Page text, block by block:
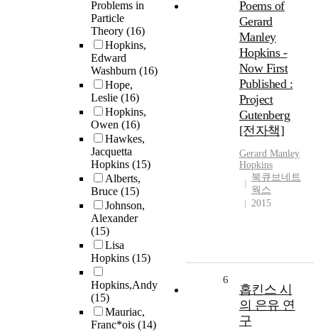
Problems in
Particle
Theory (16)
Hopkins,
Edward
Washburn (16)
Hope,
Leslie (16)
Hopkins,
Owen (16)
Hawkes,
Jacquetta
Hopkins (15)
Alberts,
Bruce (15)
Johnson,
Alexander
(15)
Lisa
Hopkins (15)
Hopkins,Andy
(15)
Mauriac,
Franc*ois (14)
Poems of
Gerard
Manley
Hopkins -
Now First
Published :
Project
Gutenberg
[전자책]
Gerard Manley
Hopkins
북큐브네트
웍스
2015
6
홉킨스 시
의 은유 연
구